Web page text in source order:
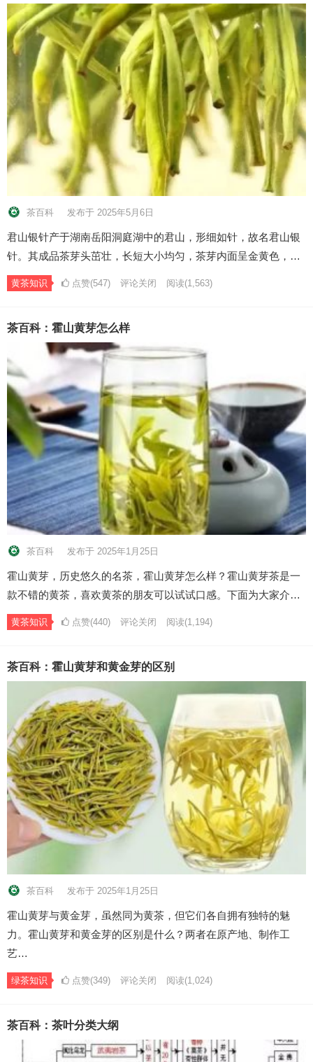
茶百科 发布于 2025年5月6日
君山银针产于湖南岳阳洞庭湖中的君山，形细如针，故名君山银
针。其成品茶芽头茁壮，长短大小均匀，茶芽内面呈金黄色，…
黄茶知识 点赞(547) 评论关闭 阅读(1,563)
茶百科：霍山黄芽怎么样
茶百科 发布于 2025年1月25日
霍山黄芽，历史悠久的名茶，霍山黄芽怎么样？霍山黄芽茶是一
款不错的黄茶，喜欢黄茶的朋友可以试试口感。下面为大家介…
黄茶知识 点赞(440) 评论关闭 阅读(1,194)
茶百科：霍山黄芽和黄金芽的区别
茶百科 发布于 2025年1月25日
霍山黄芽与黄金芽，虽然同为黄茶，但它们各自拥有独特的魅
力。霍山黄芽和黄金芽的区别是什么？两者在原产地、制作工
艺…
绿茶知识 点赞(349) 评论关闭 阅读(1,024)
茶百科：茶叶分类大纲